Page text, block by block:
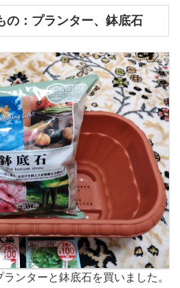
の：プランター、鉢底石
ンターと鉢底石を買いました。